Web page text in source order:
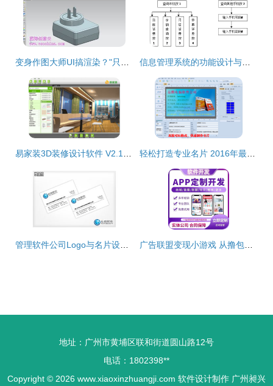
地址：广州市黄埔区联和街道圆山路12号
电话：1802398**
Copyright © 2026 www.xiaoxinzhuangji.com 软件设计制作 广州昶兴